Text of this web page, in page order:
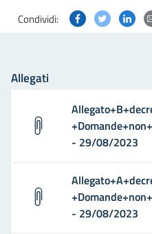
Condividi: Condividi
Allegati
- 29/08/2023
- 29/08/2023